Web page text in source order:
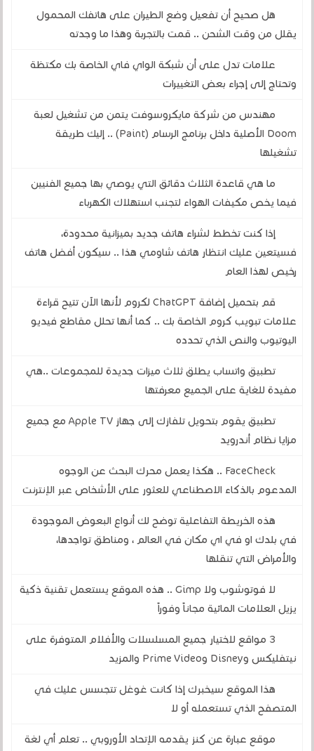
هل صحيح أن تفعيل وضع الطيران على هاتفك المحمول
يقلل من وقت الشحن .. قمت بالتجربة وهذا ما وجدته
علامات تدل على أن شبكة الواي فاي الخاصة بك مكتظة
وتحتاج إلى إجراء بعض التغييرات
مهندس من شركة مايكروسوفت يتمن من تشغيل لعبة
Doom الأصلية داخل برنامج الرسام (Paint) .. إليك طريقة
تشغيلها
ما هي قاعدة الثلاث دقائق التي يوصي بها جميع الفنيين
فيما يخص مكيفات الهواء لتجنب استهلاك الكهرباء
إذا كنت تخطط لشراء هاتف جديد بميزانية محدودة،
فسيتعين عليك انتظار هاتف شاومي هذا .. سيكون أفضل هاتف
رخيص لهذا العام
قم بتحميل إضافة ChatGPT لكروم لأنها الآن تتيح قراءة
علامات تبويب كروم الخاصة بك .. كما أنها تحلل مقاطع فيديو
اليوتيوب والنص الذي تحدده
تطبيق واتساب يطلق ثلاث ميزات جديدة للمجموعات ..هي
مفيدة للغاية على الجميع معرفتها
تطبيق يقوم بتحويل تلفازك إلى جهاز Apple TV مع جميع
مزايا نظام أندرويد
FaceCheck .. هكذا يعمل محرك البحث عن الوجوه
المدعوم بالذكاء الاصطناعي للعثور على الأشخاص عبر الإنترنت
هذه الخريطة التفاعلية توضح لك أنواع البعوض الموجودة
في بلدك او في اي مكان في العالم ، ومناطق تواجدها،
والأمراض التي تنقلها
لا فوتوشوب ولا Gimp .. هذه الموقع يستعمل تقنية ذكية
يزيل العلامات المائية مجاناً وفوراً
3 مواقع لاختيار جميع المسلسلات والأفلام المتوفرة على
نيتفليكس وDisney وPrime Video والمزيد
هذا الموقع سيخبرك إذا كانت غوغل تتجسس عليك في
المتصفح الذي تستعمله أو لا
موقع عبارة عن كنز يقدمه الإتحاد الأوروبي .. تعلم أي لغة